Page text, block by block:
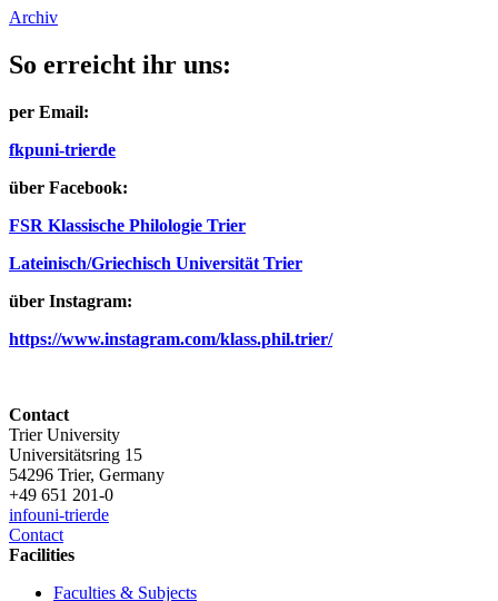
Archiv
So erreicht ihr uns:
per Email:
fkpuni-trierde
über Facebook:
FSR Klassische Philologie Trier
Lateinisch/Griechisch Universität Trier
über Instagram:
https://www.instagram.com/klass.phil.trier/
Contact
Trier University
Universitätsring 15
54296 Trier, Germany
+49 651 201-0
infouni-trierde
Contact
Facilities
Faculties & Subjects